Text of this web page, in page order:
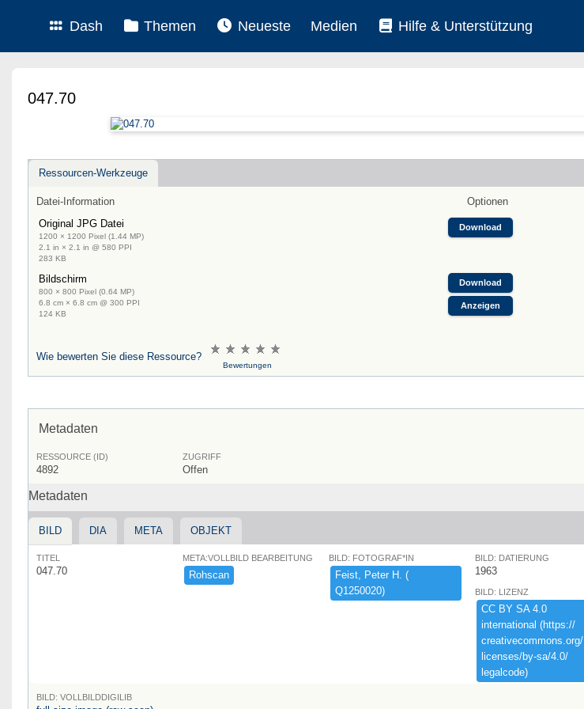
Dash Themen Neueste Medien Hilfe & Unterstützung
047.70
Ressourcen-Werkzeuge
Datei-Information
Optionen
Original JPG Datei
1200 × 1200 Pixel (1.44 MP)
2.1 in × 2.1 in @ 580 PPI
283 KB
Download
Bildschirm
800 × 800 Pixel (0.64 MP)
6.8 cm × 6.8 cm @ 300 PPI
124 KB
Download
Anzeigen
Wie bewerten Sie diese Ressource?
Bewertungen
Metadaten
RESSOURCE (ID)
4892
ZUGRIFF
Offen
Metadaten
BILD DIA META OBJEKT
TITEL
047.70
META:VOLLBILD BEARBEITUNG
Rohscan
BILD: FOTOGRAF*IN
Feist,​ ​Peter ​H.​ ​(​
Q1250020)​
BILD: DATIERUNG
1963
BILD: LIZENZ
CC ​BY ​SA ​4.​0 ​
international ​(​https:​/​/​
creativecommons.​org/​
licenses/​by-​sa/​4.​0/​
legalcode)​
BILD: VOLLBILDDIGILIB